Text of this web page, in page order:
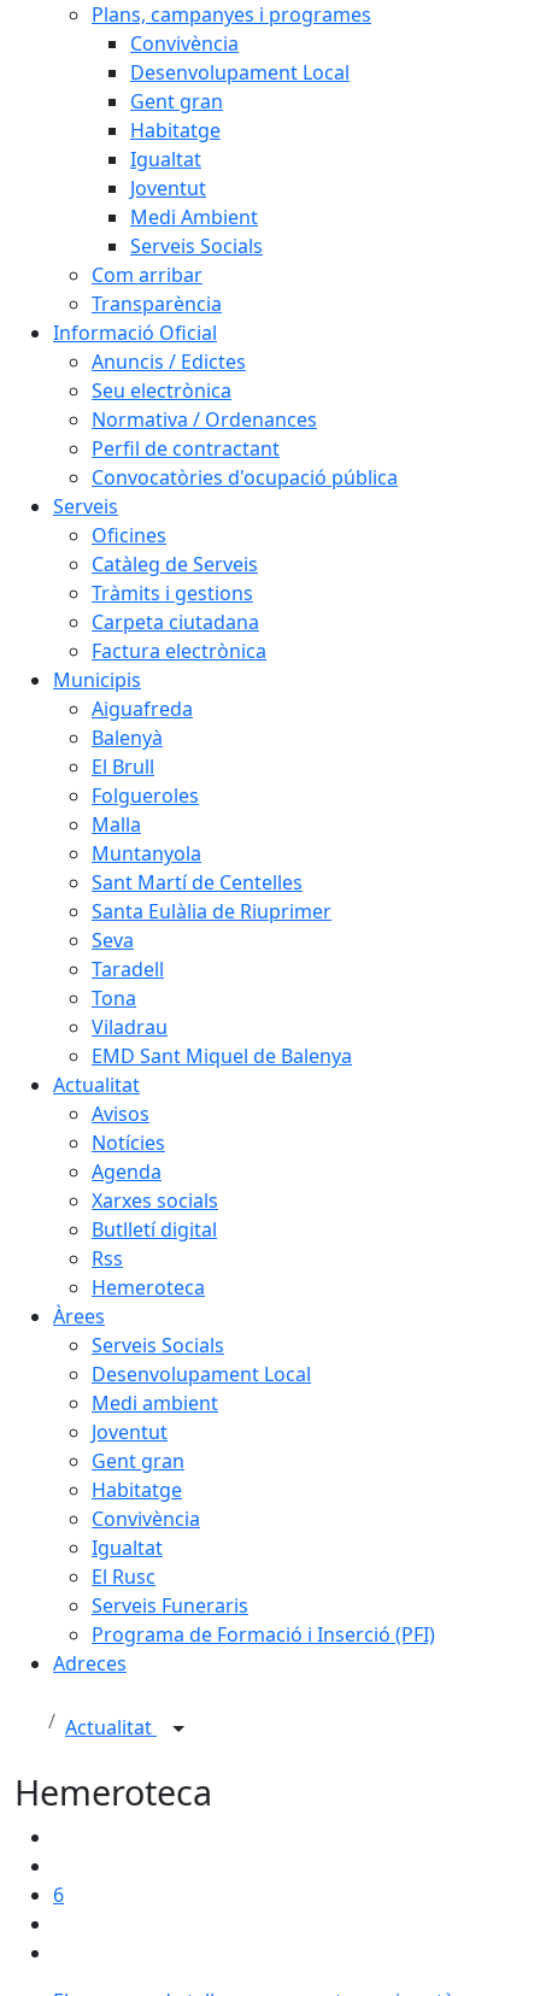
Plans, campanyes i programes
Convivència
Desenvolupament Local
Gent gran
Habitatge
Igualtat
Joventut
Medi Ambient
Serveis Socials
Com arribar
Transparència
Informació Oficial
Anuncis / Edictes
Seu electrònica
Normativa / Ordenances
Perfil de contractant
Convocatòries d'ocupació pública
Serveis
Oficines
Catàleg de Serveis
Tràmits i gestions
Carpeta ciutadana
Factura electrònica
Municipis
Aiguafreda
Balenyà
El Brull
Folgueroles
Malla
Muntanyola
Sant Martí de Centelles
Santa Eulàlia de Riuprimer
Seva
Taradell
Tona
Viladrau
EMD Sant Miquel de Balenya
Actualitat
Avisos
Notícies
Agenda
Xarxes socials
Butlletí digital
Rss
Hemeroteca
Àrees
Serveis Socials
Desenvolupament Local
Medi ambient
Joventut
Gent gran
Habitatge
Convivència
Igualtat
El Rusc
Serveis Funeraris
Programa de Formació i Inserció (PFI)
Adreces
Actualitat
Hemeroteca
6